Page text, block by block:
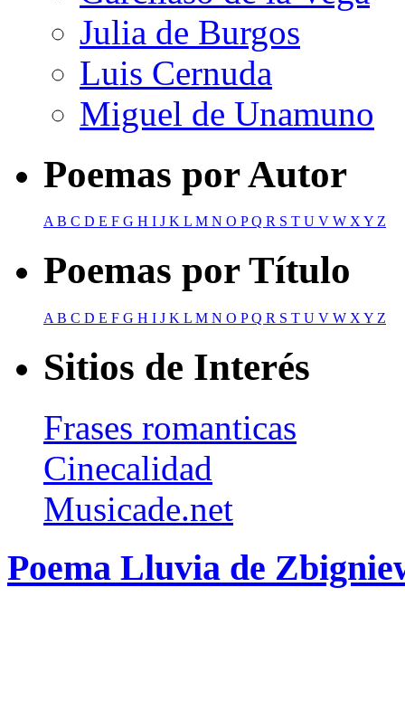
Julia de Burgos
Luis Cernuda
Miguel de Unamuno
Poemas por Autor
AB C D E F G H I J K L M N O PQ R S T U V W XY Z
Poemas por Título
A B C D E F G H I J K L M N O PQ R S T U V W X Y Z
Sitios de Interés
Frases romanticas
Cinecalidad
Musicade.net
Poema Lluvia de